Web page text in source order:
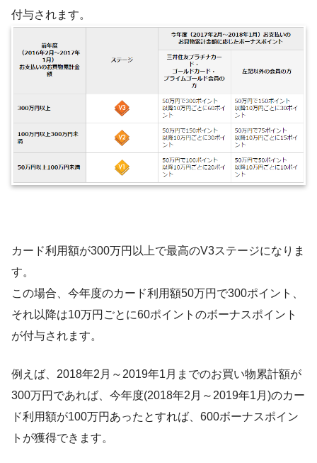
付与されます。
カード利用額が300万円以上で最高のV3ステージになりま
す。
この場合、今年度のカード利用額50万円で300ポイント、
それ以降は10万円ごとに60ポイントのボーナスポイント
が付与されます。
例えば、2018年2月～2019年1月までのお買い物累計額が
300万円であれば、今年度(2018年2月～2019年1月)のカー
ド利用額が100万円あったとすれば、600ボーナスポイン
トが獲得できます。